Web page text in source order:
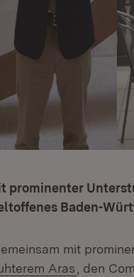
prominenter
Baden-
mit
Aras (Öffnet
, den